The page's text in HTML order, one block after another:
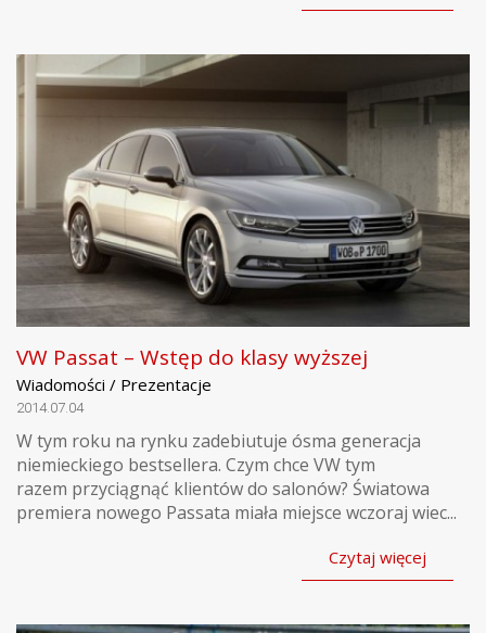
VW Passat – Wstęp do klasy wyższej
Wiadomości / Prezentacje
2014.07.04
W tym roku na rynku zadebiutuje ósma generacja
niemieckiego bestsellera. Czym chce VW tym
razem przyciągnąć klientów do salonów? Światowa
premiera nowego Passata miała miejsce wczoraj wiec...
Czytaj więcej